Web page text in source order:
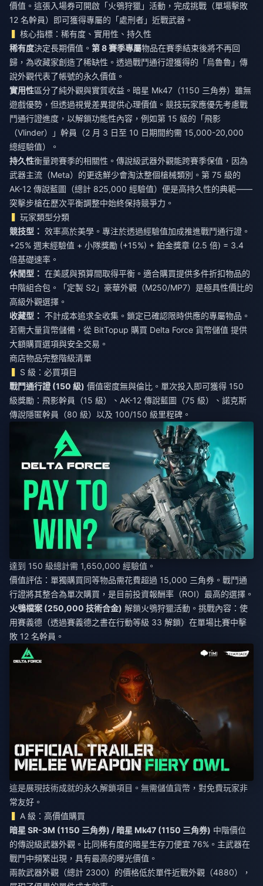
價值。這張入場券可開啟「火鴞狩獵」活動，完成挑戰（單場擊敗
12 名幹員）即可獲得專屬的「處刑者」近戰武器。
核心指標：稀有度、實用性、持久性
稀有度決定長期價值。 第 8 賽季專屬物品在賽季結束後將不再回
歸，為收藏家創造了稀缺性。透過戰鬥通行證獲得的「烏魯魯」傳
說外觀代表了帳號的永久價值。
實用性區分了純外觀與實質收益。暗星 Mk47（1150 三角券）雖無
遊戲優勢，但透過視覺差異提供心理價值。競技玩家應優先考慮戰
鬥通行證進度，以解鎖功能性內容，例如第 15 級的「飛影
（Vlinder）」幹員（2 月 3 日至 10 日期間約需 15,000-20,000
總經驗值）。
持久性衡量跨賽季的相關性。傳說級武器外觀能跨賽季保值，因為
武器主流（Meta）的更迭鮮少會淘汰整個槍械類別。第 75 級的
AK-12 傳說藍圖（總計 825,000 經驗值）便是高持久性的典範——
突擊步槍在歷次平衡調整中始終保持競爭力。
玩家類型分類
競技型： 效率高於美學。專注於透過經驗值加成推進戰鬥通行證。
+25% 週末經驗值 + 小隊獎勵 (+15%) + 鉑金獎章 (2.5 倍) = 3.4
倍基礎速率。
休閒型： 在美感與預算間取得平衡。適合購買提供多件折扣物品的
中階組合包。「定製 S2」豪華外觀（M250/MP7）是極具性價比的
高級外觀選擇。
收藏型： 不計成本追求全收集。鎖定已確認限時供應的專屬物品。
若需大量貨幣儲備，從 BitTopup 購買 Delta Force 貨幣儲值 提供
大額購買選項與安全交易。
商店物品完整階級清單
S 級：必買項目
戰鬥通行證 (150 級) 價值密度無與倫比。單次投入即可獲得 150
級獎勵：飛影幹員（15 級）、AK-12 傳說藍圖（75 級）、諾克斯
傳說隱匿幹員（80 級）以及 100/150 級里程碑。
達到 150 級總計需 1,650,000 經驗值。
價值評估：單獨購買同等物品需花費超過 15,000 三角券。戰鬥通
行證將其整合為單次購買，是目前投資報酬率（ROI）最高的選擇。
火鴞檔案 (250,000 技術合金) 解鎖火鴞狩獵活動。挑戰內容：使
用賽義德（透過賽義德之書在行動等級 33 解鎖）在單場比賽中擊
敗 12 名幹員。
這是展現技術成就的永久解鎖項目。無需儲值貨幣，對免費玩家非
常友好。
A 級：高價值購買
暗星 SR-3M (1150 三角券) / 暗星 Mk47 (1150 三角券) 中階價位
的傳說級武器外觀。比同稀有度的暗星生存刀便宜 76%。主武器在
戰鬥中頻繁出現，具有最高的曝光價值。
兩款武器外觀（總計 2300）的價格低於單件近戰外觀（4880），